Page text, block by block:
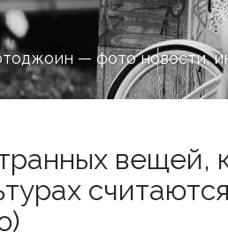
— фото новости,
вещей,